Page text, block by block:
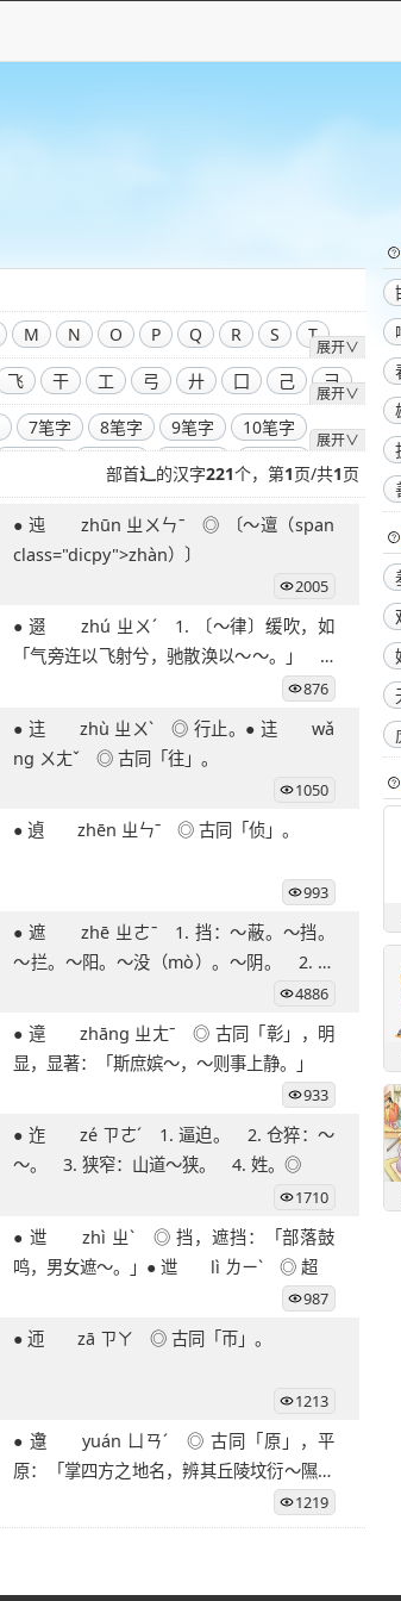
展开∨
M N O P Q R S
T
展开∨
飞 干 工 弓 廾 囗 己
彐
展开∨
7笔字 8笔字 9笔字
10笔字
17笔字 18笔字
19笔字
25笔字 26笔字 27笔字
28笔字
34笔字 35笔字 36笔字
39笔字
部首辶的汉字221个，第1页/共1页
● 迍 zhūn ㄓㄨㄣˉ ◎ 〔～邅（span
class="dicpy">zhàn）〕
2005
● 逫 zhú ㄓㄨˊ 1. 〔～律〕缓吹，如
「气旁迕以飞射兮，驰散涣以～～。」 2.
876
● 迬 zhù ㄓㄨˋ ◎ 行止。● 迬 wǎ
ng ㄨㄤˇ ◎ 古同「往」。
1050
● 遉 zhēn ㄓㄣˉ ◎ 古同「侦」。
993
● 遮 zhē ㄓㄜˉ 1. 挡：～蔽。～挡。
～拦。～阳。～没（mò）。～阴。 2. 掩
4886
● 遧 zhāng ㄓㄤˉ ◎ 古同「彰」，明
显，显著：「斯庶嫔～，～则事上静。」
933
● 迮 zé ㄗㄜˊ 1. 逼迫。 2. 仓猝：～
～。 3. 狭窄：山道～狭。 4. 姓。◎
1710
● 迣 zhì ㄓˋ ◎ 挡，遮挡：「部落鼓
鸣，男女遮～。」● 迣 lì ㄌㄧˋ ◎ 超
987
● 迊 zā ㄗㄚ ◎ 古同「帀」。
1213
● 邍 yuán ㄩㄢˊ ◎ 古同「原」，平
原：「掌四方之地名，辨其丘陵坟衍～隰之
1219